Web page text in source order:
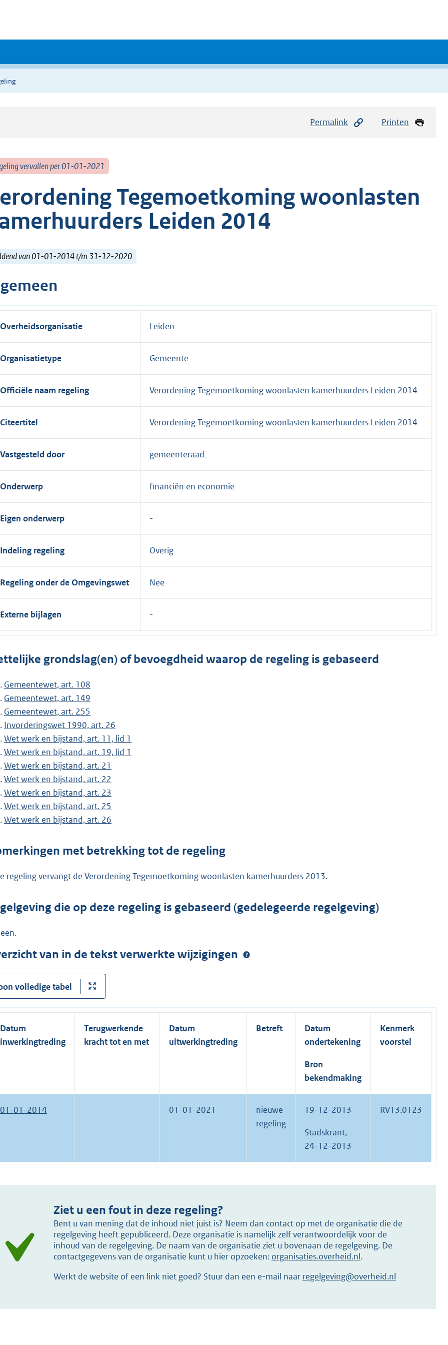
Permalink Printen
vervallen per 01-01-2021
Tegemoetkoming woonlasten
Leiden 2014
van 01-01-2014 t/m 31-12-2020
Overheidsorganisatie Leiden
Organisatietype Gemeente
Officiële naam regeling Verordening Tegemoetkoming woonlasten kamerhuurders Leiden 2014
Citeertitel Verordening Tegemoetkoming woonlasten kamerhuurders Leiden 2014
Vastgesteld door gemeenteraad
Onderwerp financiën en economie
Eigen onderwerp
Indeling regeling Overig
Regeling onder de Omgevingswet Nee
Externe bijlagen
grondslag(en) of bevoegdheid waarop de regeling is gebaseerd
Gemeentewet, art. 108
Gemeentewet, art. 149
Gemeentewet, art. 255
Invorderingswet 1990, art. 26
Wet werk en bijstand, art. 11, lid 1
Wet werk en bijstand, art. 19, lid 1
Wet werk en bijstand, art. 21
Wet werk en bijstand, art. 22
Wet werk en bijstand, art. 23
Wet werk en bijstand, art. 25
Wet werk en bijstand, art. 26
met betrekking tot de regeling
regeling vervangt de Verordening Tegemoetkoming woonlasten kamerhuurders 2013.
die op deze regeling is gebaseerd (gedelegeerde regelgeving)
van in de tekst verwerkte wijzigingen
volledige tabel
Datum
inwerkingtreding
Terugwerkende
kracht tot en met
Datum
uitwerkingtreding
Betreft
Datum
ondertekening
Bron
bekendmaking
Kenmerk
voorstel
01-01-2014 01-01-2021
nieuwe
regeling
19-12-2013
Stadskrant,
24-12-2013
RV13.0123
Ziet u een fout in deze regeling?
Bent u van mening dat de inhoud niet juist is? Neem dan contact op met de organisatie die de
regelgeving heeft gepubliceerd. Deze organisatie is namelijk zelf verantwoordelijk voor de
inhoud van de regelgeving. De naam van de organisatie ziet u bovenaan de regelgeving. De
contactgegevens van de organisatie kunt u hier opzoeken: organisaties.overheid.nl.
Werkt de website of een link niet goed? Stuur dan een e-mail naar regelgeving@overheid.nl